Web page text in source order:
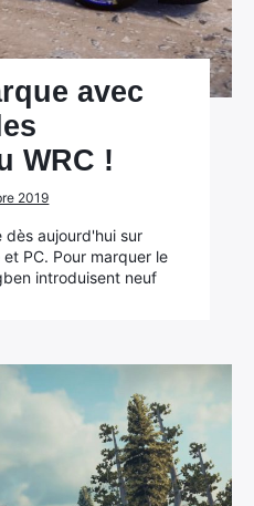
avec
WRC !
2019
dès aujourd'hui sur
PC. Pour marquer le
introduisent neuf